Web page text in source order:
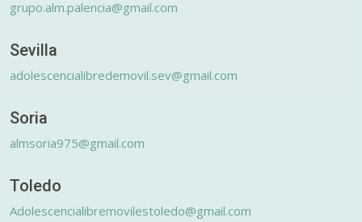
grupo.alm.palencia@gmail.com
Sevilla
adolescencialibredemovil.sev@gmail.com
Soria
almsoria975@gmail.com
Toledo
Adolescencialibremovilestoledo@gmail.com